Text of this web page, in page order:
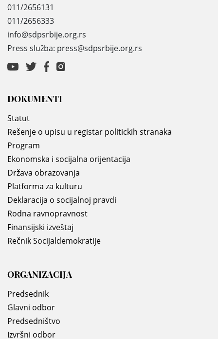
011/2656131
011/2656333
info@sdpsrbije.org.rs
Press služba: press@sdpsrbije.org.rs
DOKUMENTI
Statut
Rešenje o upisu u registar politickih stranaka
Program
Ekonomska i socijalna orijentacija
Država obrazovanja
Platforma za kulturu
Deklaracija o socijalnoj pravdi
Rodna ravnopravnost
Finansijski izveštaj
Rečnik Socijaldemokratije
ORGANIZACIJA
Predsednik
Glavni odbor
Predsedništvo
Izvršni odbor